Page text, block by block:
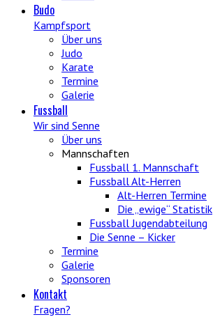
Budo
Kampfsport
Über uns
Judo
Karate
Termine
Galerie
Fussball
Wir sind Senne
Über uns
Mannschaften
Fussball 1. Mannschaft
Fussball Alt-Herren
Alt-Herren Termine
Die „ewige“ Statistik
Fussball Jugendabteilung
Die Senne – Kicker
Termine
Galerie
Sponsoren
Kontakt
Fragen?